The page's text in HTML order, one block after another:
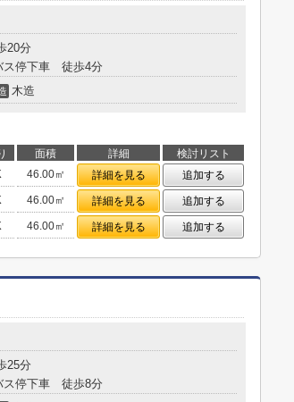
20分
ス停下車 徒歩4分
木造
面積 詳細
検討リスト
46.00㎡ 詳細を見る
追加する
46.00㎡ 詳細を見る
追加する
46.00㎡ 詳細を見る 追加する
25分
ス停下車 徒歩8分